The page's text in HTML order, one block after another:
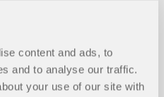
content and ads, to
and to analyse our traffic.
your use of our site with